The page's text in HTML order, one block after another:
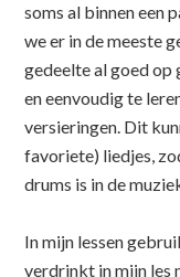
soms al binnen een
we er in de meeste
gedeelte al goed op
en eenvoudig te
versieringen. Dit
favoriete) liedjes,
drums is in de
In mijn lessen
verdrinkt in mijn les